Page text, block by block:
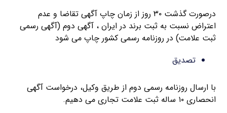
درصورت گذشت ۳۰ روز از زمان چاپ آگهی تقاضا و عدم
اعتراض نسبت به ثبت برند در ایران ، آگهی دوم (آگهی رسمی
ثبت علامت) در روزنامه رسمی کشور چاپ می شود
تصدیق
با ارسال روزنامه رسمی دوم از طریق وکیل، درخواست آگهی
انحصاری ۱۰ ساله ثبت علامت تجاری می دهیم.